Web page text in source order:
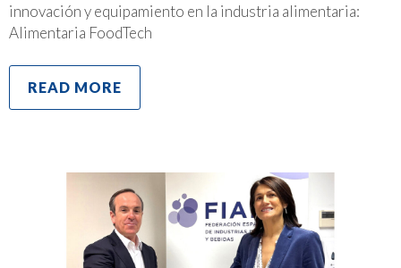
innovación y equipamiento en la industria alimentaria:
Alimentaria FoodTech
READ MORE